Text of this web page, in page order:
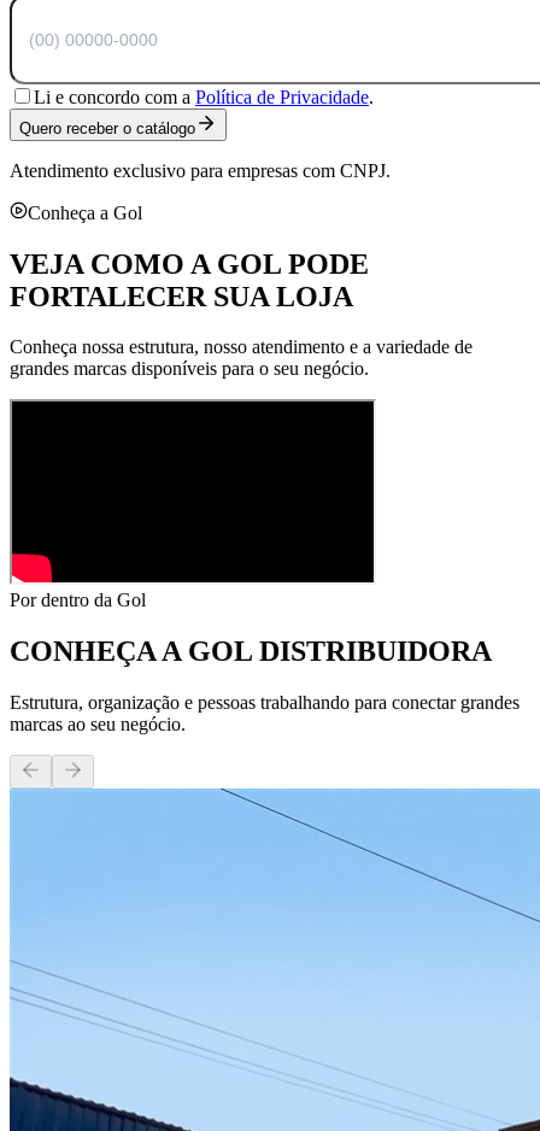
Li e concordo com a Política de Privacidade.
Quero receber o catálogo
Atendimento exclusivo para empresas com CNPJ.
Conheça a Gol
VEJA COMO A GOL PODE
FORTALECER SUA LOJA
Conheça nossa estrutura, nosso atendimento e a variedade de
grandes marcas disponíveis para o seu negócio.
Por dentro da Gol
CONHEÇA AGOL DISTRIBUIDORA
Estrutura, organização e pessoas trabalhando para conectar grandes
marcas ao seu negócio.